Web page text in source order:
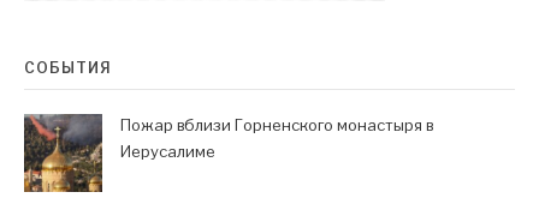
СОБЫТИЯ
Пожар вблизи Горненского монастыря в
Иерусалиме